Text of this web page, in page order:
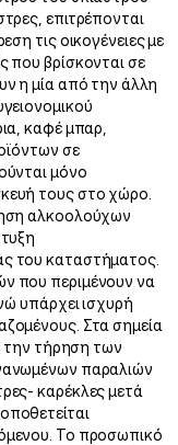
επιτρέπονται
τις οικογένειες με
που βρίσκονται σε
η μία από την άλλη
καφέ μπαρ,
σε
μόνο
τους στο χώρο.
αλκοολούχων
του καταστήματος.
που περιμένουν να
υπάρχει ισχυρή
Στα σημεία
την τήρηση των
παραλιών
καρέκλες μετά
Το προσωπικό